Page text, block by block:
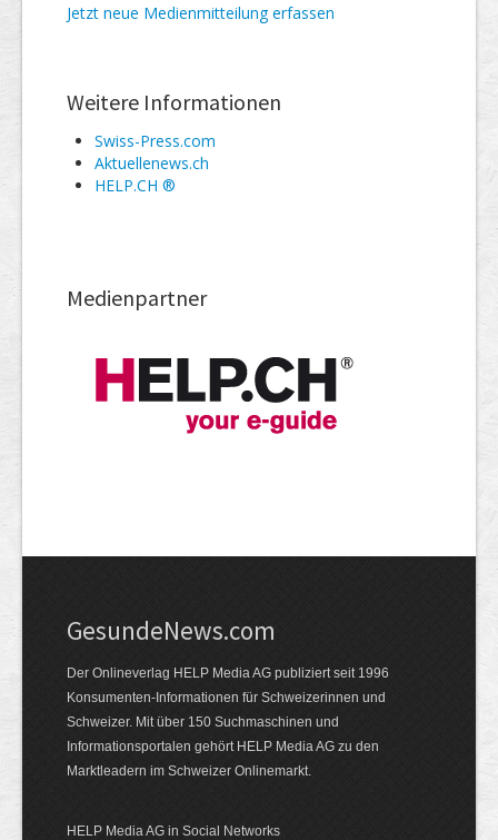
Jetzt neue Medienmitteilung erfassen
Weitere Informationen
Swiss-Press.com
Aktuellenews.ch
HELP.CH ®
Medienpartner
GesundeNews.com
Der Onlineverlag HELP Media AG publiziert seit 1996
Konsumenten-Informationen für Schweizerinnen und
Schweizer. Mit über 150 Suchmaschinen und
Informationsportalen gehört HELP Media AG zu den
Marktleadern im Schweizer Onlinemarkt.
HELP Media AG in Social Networks